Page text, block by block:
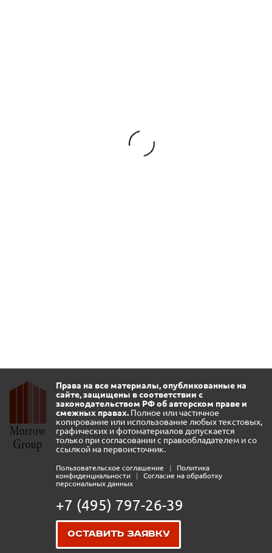
Права на все материалы, опубликованные на
сайте, защищены в соответствии с
законодательством РФ об авторском праве и
смежных правах. Полное или частичное
копирование или использование любых текстовых,
графических и фотоматериалов допускается
только при согласовании с правообладателем и со
ссылкой на первоисточник.
Пользовательское соглашение |
Политика
конфиденциальности
|
Согласие на обработку
персональных данных
+7 (495) 797-26-39
Оставить заявку